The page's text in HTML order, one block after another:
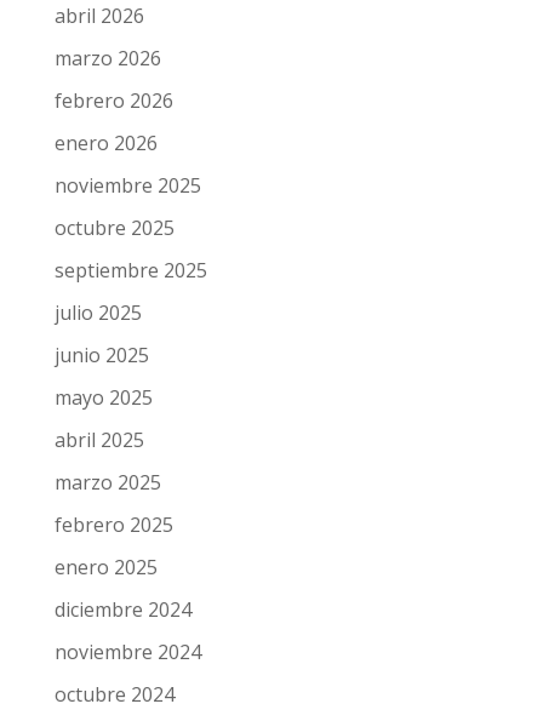
abril 2026
marzo 2026
febrero 2026
enero 2026
noviembre 2025
octubre 2025
septiembre 2025
julio 2025
junio 2025
mayo 2025
abril 2025
marzo 2025
febrero 2025
enero 2025
diciembre 2024
noviembre 2024
octubre 2024